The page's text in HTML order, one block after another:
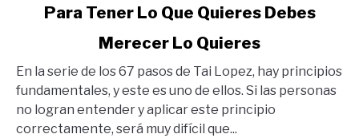
Tener
Lo
Que
Quieres
Para Tener Lo Que Quieres Debes
Merecer Lo Quieres
En la serie de los 67 pasos de Tai Lopez, hay principios
fundamentales, y este es uno de ellos. Si las personas
no logran entender y aplicar este principio
correctamente, será muy difícil que...